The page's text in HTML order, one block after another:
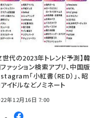
世代の2023年トレンド予測】韓
ァッション検索アプリ、中国版
「小紅書（RED）」、昭
イドルなどノミネート
年12月16日 7:00